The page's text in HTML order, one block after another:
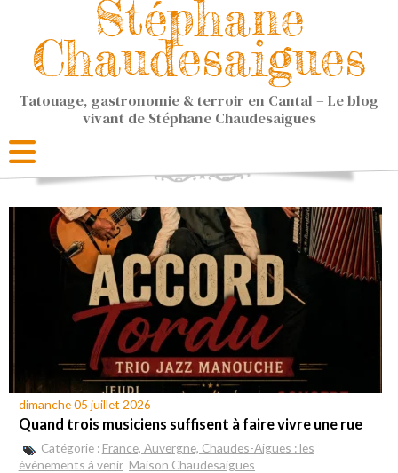
Stéphane
Chaudesaigues
Tatouage, gastronomie & terroir en Cantal – Le blog
vivant de Stéphane Chaudesaigues
dimanche 05 juillet 2026
Quand trois musiciens suffisent à faire vivre une rue
Catégorie : France, Auvergne, Chaudes-Aigues : les
évènements à venir Maison Chaudesaigues